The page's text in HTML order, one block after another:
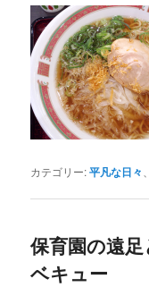
カテゴリー:平凡な日々
保育園の遠
ベキュー